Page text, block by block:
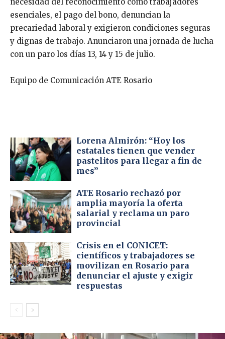
esenciales, el pago del bono, denuncian la
precariedad laboral y exigieron condiciones seguras
y dignas de trabajo. Anunciaron una jornada de lucha
con un paro los días 13, 14 y 15 de julio.
Equipo de Comunicación ATE Rosario
Lorena Almirón: “Hoy los
estatales tienen que vender
pastelitos para llegar a fin de
mes”
ATE Rosario rechazó por
amplia mayoría la oferta
salarial y reclama un paro
provincial
Crisis en el CONICET:
científicos y trabajadores se
movilizan en Rosario para
denunciar el ajuste y exigir
respuestas